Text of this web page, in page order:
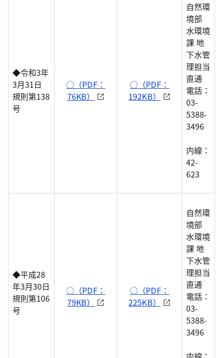
◆令和3年
3月31日
規則第138
号
○（PDF：
76KB）
○（PDF：
192KB）
自然環
境部
水環境
課 地
下水管
理担当
直通
電話：
03-
5388-
3496
内線：
42-
623
◆平成28
年3月30日
規則第106
号
○（PDF：
79KB）
○（PDF：
225KB）
自然環
境部
水環境
課 地
下水管
理担当
直通
電話：
03-
5388-
3496